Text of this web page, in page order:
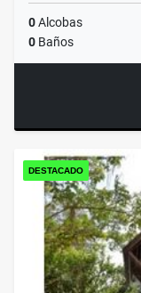
0Alcobas
0 Baños
DESTACADO